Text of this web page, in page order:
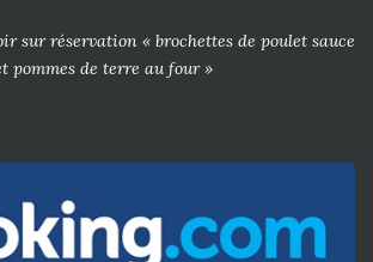
sur réservation « brochettes de poulet sauce
pommes de terre au four »